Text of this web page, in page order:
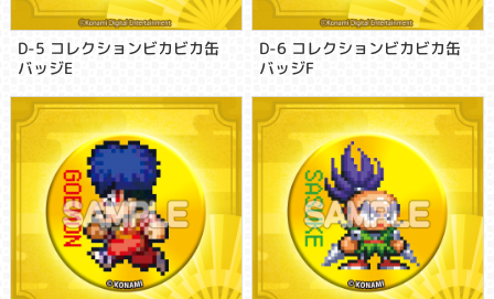
D-5 コレクションビカビカ缶
バッジE
D-6 コレクションビカビカ缶
バッジF